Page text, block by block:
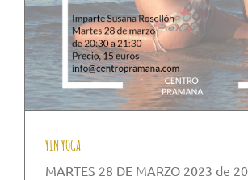
YIN YOGA
MARTES 28 DE MARZO 2023 de